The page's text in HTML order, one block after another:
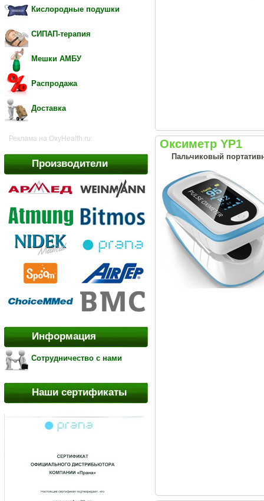
Кислородные подушки
СИПАП-терапия
Мешки АМБУ
Распродажа
Доставка
Реклама на OxyHealth.ru:
Производители
Информация
Сотрудничество с нами
Наши сертификаты
Оксиметр YP1
Пальчиковый